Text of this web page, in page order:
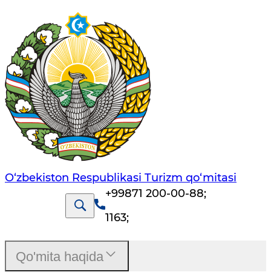
O‘zbekiston Respublikasi Turizm qo‘mitasi
+99871 200-00-88;
1163;
Qo'mita haqida